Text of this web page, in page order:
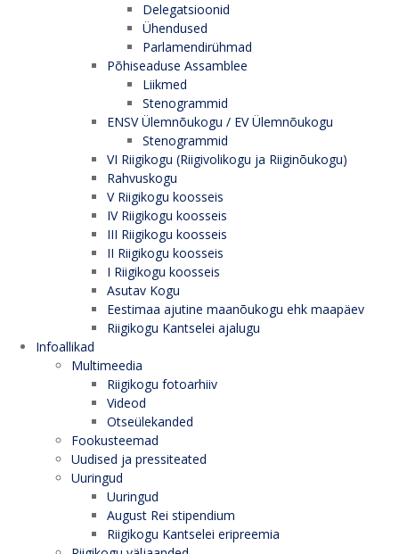
Delegatsioonid
Ühendused
Parlamendirühmad
Põhiseaduse Assamblee
Liikmed
Stenogrammid
ENSV Ülemnõukogu / EV Ülemnõukogu
Stenogrammid
VI Riigikogu (Riigivolikogu ja Riiginõukogu)
Rahvuskogu
V Riigikogu koosseis
IV Riigikogu koosseis
III Riigikogu koosseis
II Riigikogu koosseis
I Riigikogu koosseis
Asutav Kogu
Eestimaa ajutine maanõukogu ehk maapäev
Riigikogu Kantselei ajalugu
Infoallikad
Multimeedia
Riigikogu fotoarhiiv
Videod
Otseülekanded
Fookusteemad
Uudised ja pressiteated
Uuringud
Uuringud
August Rei stipendium
Riigikogu Kantselei eripreemia